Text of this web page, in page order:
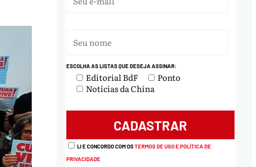
ESCOLHA AS LISTAS QUE DESEJA ASSINAR:
Editorial BdF
Ponto
Notícias da China
LI E CONCORDO COM OSTERMOS DE USO E POLÍTICA DE
PRIVACIDADE